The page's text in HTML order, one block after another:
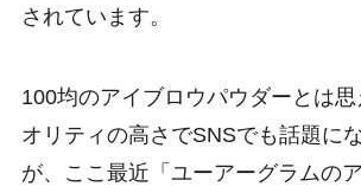
されています。
100均のアイブロウパウダーとは
オリティの高さでSNSでも話題に
が、ここ最近「ユーアーグラムの